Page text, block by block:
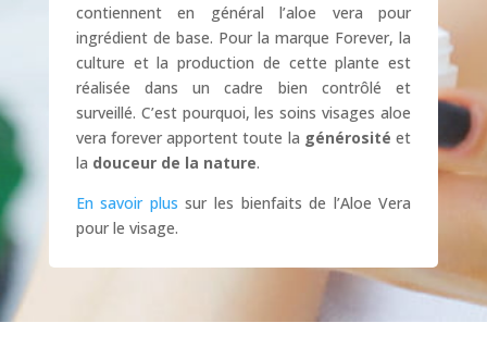
contiennent en général l’aloe vera pour
ingrédient de base. Pour la marque Forever, la
culture et la production de cette plante est
réalisée dans un cadre bien contrôlé et
surveillé. C’est pourquoi, les soins visages aloe
vera forever apportent toute la générosité et
la douceur de la nature.
En savoir plus sur les bienfaits de l’Aloe Vera
pour le visage.